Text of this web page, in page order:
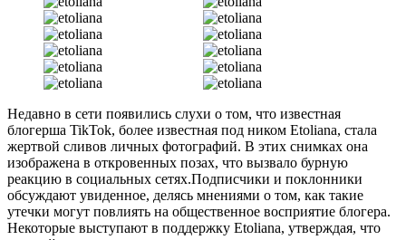
Недавно в сети появились слухи о том, что известная
блогерша TikTok, более известная под ником Etoliana, стала
жертвой сливов личных фотографий. В этих снимках она
изображена в откровенных позах, что вызвало бурную
реакцию в социальных сетях.Подписчики и поклонники
обсуждают увиденное, делясь мнениями о том, как такие
утечки могут повлиять на общественное восприятие блогера.
Некоторые выступают в поддержку Etoliana, утверждая, что